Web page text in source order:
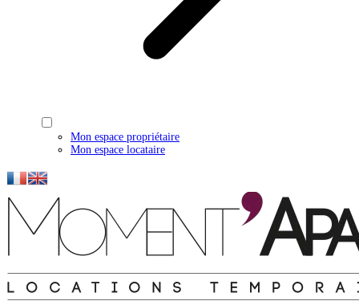
Mon espace propriétaire
Mon espace locataire